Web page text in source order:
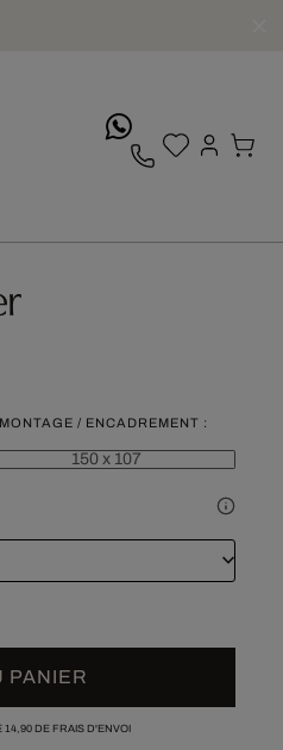
/ ENCADREMENT :
150 x 107
PANIER
14,90DE FRAIS D'ENVOI